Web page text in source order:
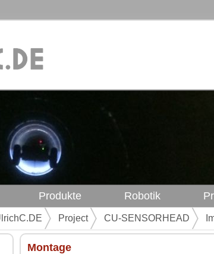
Produkte Robotik
Project CU-SENSORHEAD
Montage